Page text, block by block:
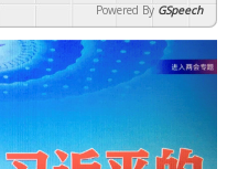
Powered By GSpeech